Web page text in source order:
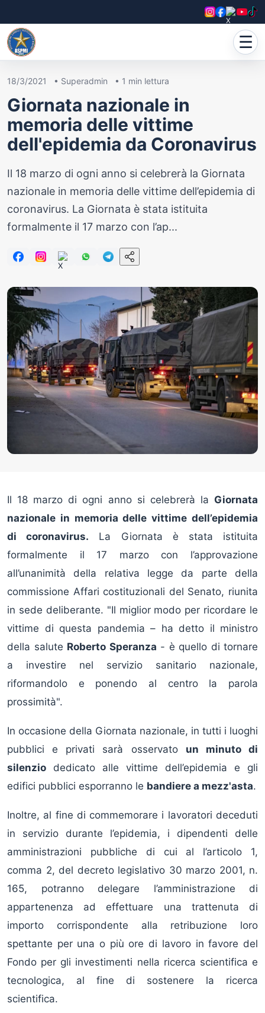
☰
18/3/2021 • Superadmin • 1 min lettura
Giornata nazionale in
memoria delle vittime
dell'epidemia da Coronavirus
Il 18 marzo di ogni anno si celebrerà la Giornata
nazionale in memoria delle vittime dell’epidemia di
coronavirus. La Giornata è stata istituita
formalmente il 17 marzo con l’ap...
Il 18 marzo di ogni anno si celebrerà la Giornata
nazionale in memoria delle vittime dell’epidemia
di coronavirus. La Giornata è stata istituita
formalmente il 17 marzo con l’approvazione
all’unanimità della relativa legge da parte della
commissione Affari costituzionali del Senato, riunita
in sede deliberante. "Il miglior modo per ricordare le
vittime di questa pandemia – ha detto il ministro
della salute Roberto Speranza - è quello di tornare
a investire nel servizio sanitario nazionale,
riformandolo e ponendo al centro la parola
prossimità".
In occasione della Giornata nazionale, in tutti i luoghi
pubblici e privati sarà osservato un minuto di
silenzio dedicato alle vittime dell’epidemia e gli
edifici pubblici esporranno le bandiere a mezz'asta.
Inoltre, al fine di commemorare i lavoratori deceduti
in servizio durante l’epidemia, i dipendenti delle
amministrazioni pubbliche di cui al­ l’articolo 1,
comma 2, del decreto legislativo 30 marzo 2001, n.
165, potranno delegare l’amministrazione di
appartenenza ad effet­tuare una trattenuta di
importo corrispon­dente alla retribuzione loro
spettante per una o più ore di lavoro in favore del
Fondo per gli investimenti nella ricerca scientifica e
tecnologica, al fine di sostenere la ricerca
scientifica.